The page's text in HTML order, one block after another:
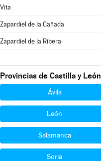
Vita
Zapardiel de la Cañada
Zapardiel de la Ribera
Provincias de Castilla y León
Ávila
León
Salamanca
Soria